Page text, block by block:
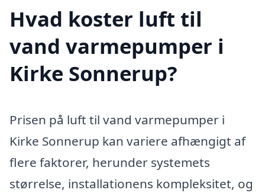
Hvad koster luft til
vand varmepumper i
Kirke Sonnerup?
Prisen på luft til vand varmepumper i
Kirke Sonnerup kan variere afhængigt af
flere faktorer, herunder systemets
størrelse, installationens kompleksitet, og